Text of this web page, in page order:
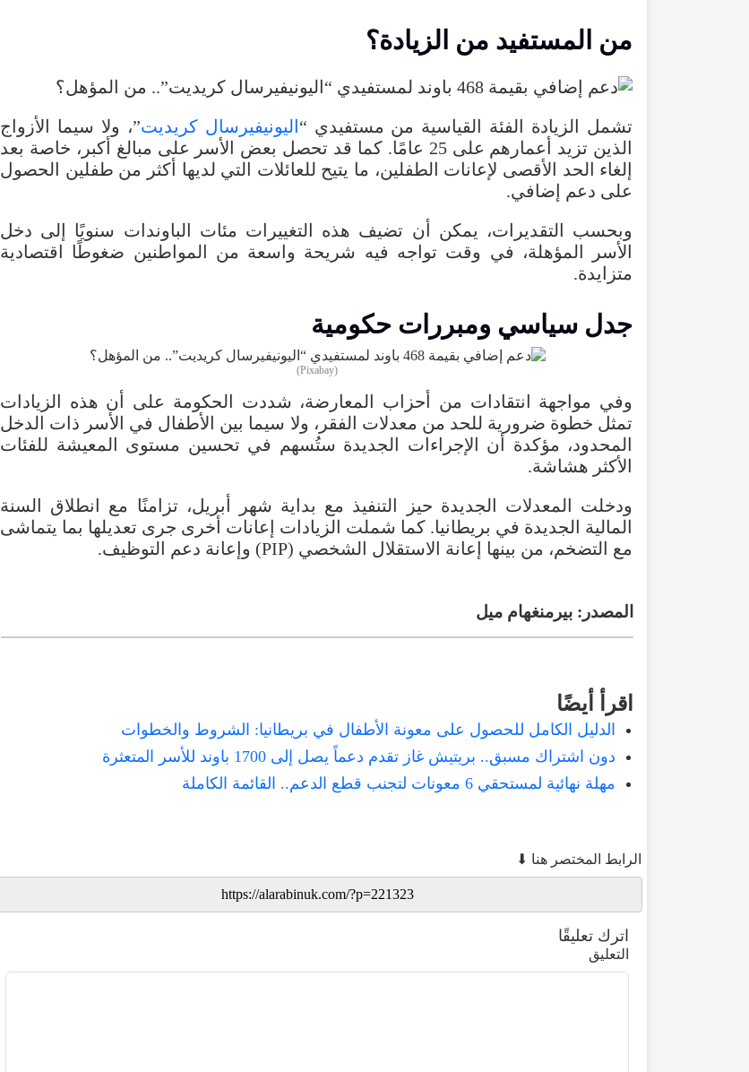
من المستفيد من الزيادة؟
تشمل الزيادة الفئة القياسية من مستفيدي “ اليونيفيرسال كريديت”، ولا سيما
الأزواج
الذين تزيد أعمارهم على 25 عامًا.كما قد تحصل بعض الأسر على مبالغ أكبر ، خاصة بعد
إلغاء الحد الأقصى لإعانات الطفلين، ما يتيح للعائلات التي لديها أكثر من طفلين
الحصول
على دعم إضافي.
وبحسب
التقديرات، يمكن أن تضيف هذه التغييرات مئات الباوندات سنويًا إلى دخل
الأسر
المؤهلة، في وقت تواجه فيه شريحة واسعة من المواطنين ضغوطًا
اقتصادية
متزايدة.
جدل سياسي ومبررات حكومية
(
Pixabay
)
وفي مواجهة انتقادات من أحزاب المعارضة، شددت الحكومة على أن هذه
الزيادات
تمثل خطوة ضرورية للحد من معدلات الفقر ، ولا سيما بين الأطفال في الأسر ذات الدخل
المحدود، مؤكدة أن الإجراءات الجديدة ستُسهم في تحسين مستوى المعيشة للفئات
الأكثر هشاشة.
ودخلت
المعدلات الجديدة حيز التنفيذ مع بداية شهر أبريل، تزامنًا مع انطلاق
السنة
المالية الجديدة في بريطانيا. كما شملت الزيادات إعانات أخرى جرى تعديلها بما يتماشى
مع التضخم، من بينها إعانة الاستقلال الشخصي (
PIP
) وإعانة دعم التوظيف.
المصدر : بيرمنغهام ميل
اقرأ أيضًا
الدليل الكامل للحصول على معونة الأطفال في بريطانيا: الشروط والخطوات
دون اشتراك مسبق.. بريتيش غاز تقدم دعماً يصل إلى 1700 باوند للأسر المتعثرة
مهلة نهائية لمستحقي 6 معونات لتجنب قطع الدعم.. القائمة الكاملة
الرابط المختصر هنا ⬇
اترك تعليقًا
التعليق